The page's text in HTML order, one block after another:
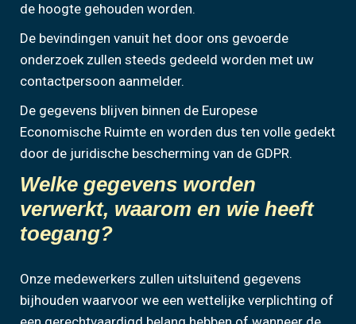
de hoogte gehouden worden.
De bevindingen vanuit het door ons gevoerde
onderzoek zullen steeds gedeeld worden met uw
contactpersoon aanmelder.
De gegevens blijven binnen de Europese
Economische Ruimte en worden dus ten volle gedekt
door de juridische bescherming van de GDPR.
Welke gegevens worden
verwerkt, waarom en wie heeft
toegang?
Onze medewerkers zullen uitsluitend gegevens
bijhouden waarvoor we een wettelijke verplichting of